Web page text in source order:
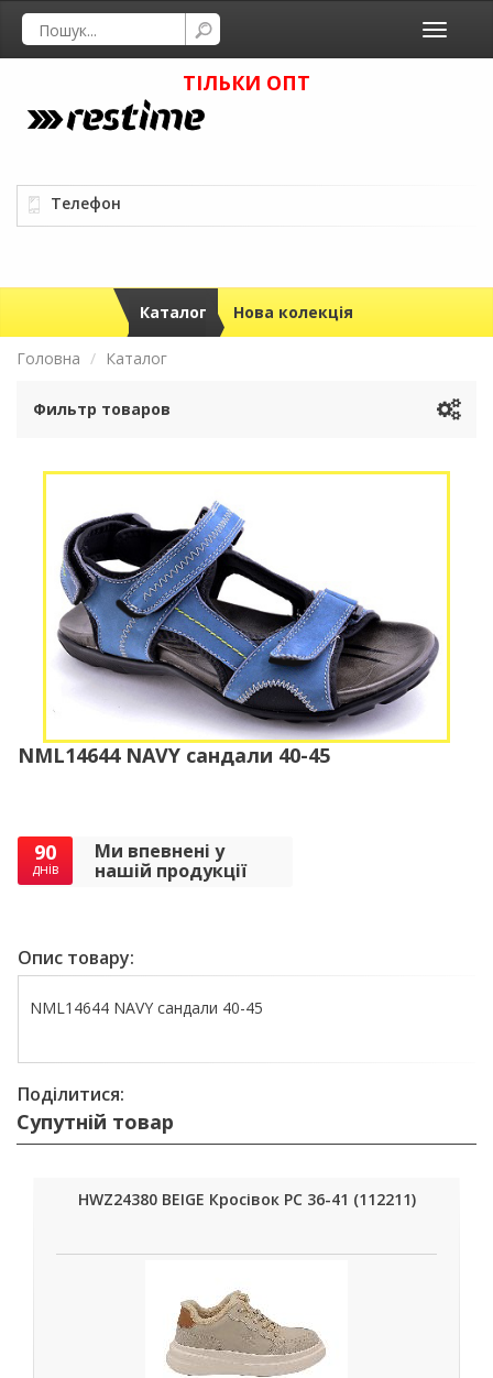
Toggle
ТІЛЬКИ ОПТ
Телефон
Каталог Нова колекція
Головна Каталог
Фильтр товаров
NML14644 NAVY сандали 40-45
90
днів
Ми впевнені у
нашій продукції
Опис товару:
NML14644 NAVY сандали 40-45
Поділитися:
Супутній товар
HWZ24380 BEIGE Кросівок РС 36-41 (112211)